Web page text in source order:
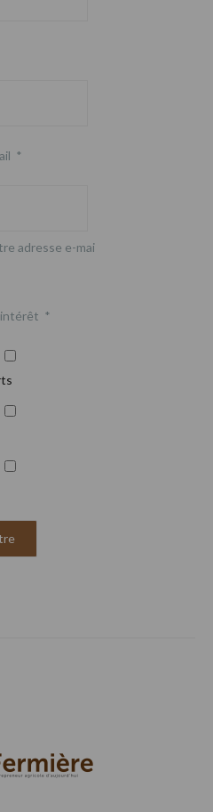
*
adresse e-mai
*